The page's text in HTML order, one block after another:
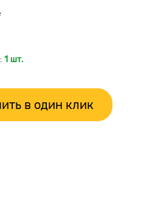
1 шт.
в один клик